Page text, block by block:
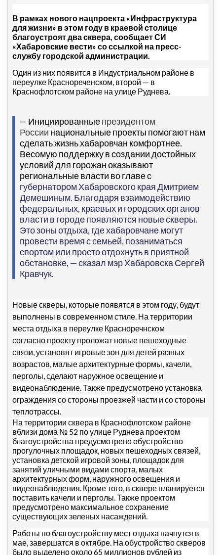
В рамках нового нацпроекта «Инфраструктура
для жизни» в этом году в краевой столице
благоустроят два сквера, сообщает СИ
«Хабаровские вести» со ссылкой на пресс-
службу городской администрации.
Один из них появится в Индустриальном районе в
переулке Краснореченском, второй — в
Краснофлотском районе на улице Руднева.
— Инициированныепрезидентом
России национальные проекты помогают нам
сделать жизнь хабаровчан комфортнее.
Весомую поддержку в создании достойных
условий для горожан оказывают
региональные власти во главе с
губернатором Хабаровского края Дмитрием
Демешиным. Благодаря взаимодействию
федеральных, краевых и городских органов
власти в городе появляются новые скверы.
Это зоны отдыха, где хабаровчане могут
провести время с семьей, позаниматься
спортом или просто отдохнуть в приятной
обстановке, — сказал мэр Хабаровска Сергей
Кравчук.
Новые скверы, которые появятся в этом году, будут
выполнены в современном стиле. На территории
места отдыха в переулке Красноречнском
согласно проекту проложат новые пешеходные
связи, установят игровые зон для детей разных
возрастов, малые архитектурные формы, качели,
перголы, сделают наружное освещение и
видеонаблюдение. Также предусмотрено установка
ограждения со стороны проезжей части и со стороны
теплотрассы.
На территории сквера в Краснофлотском районе
вблизи дома № 52 по улице Руднева проектом
благоустройства предусмотрено обустройство
прогулочных площадок, новых пешеходных связей,
установка детской игровой зоны, площадок для
занятий уличными видами спорта, малых
архитектурных форм, наружного освещения и
видеонаблюдения. Кроме того, в сквере планируется
поставить качели и перголы. Также проектом
предусмотрено максимальное сохранение
существующих зеленых насаждений.
Работы по благоустройству мест отдыха начнутся в
мае, завершатся в октябре. На обустройство скверов
было выделено около 65 миллионов рублей из